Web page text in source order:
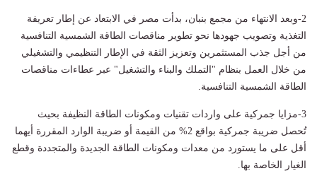
2-وبعد الانتهاء من مجمع بنبان، بدأت مصر في الابتعاد عن إطار تعريفة
التغذية وتصويب جهودها نحو تطوير مناقصات الطاقة الشمسية التنافسية
من أجل جذب المستثمرين وتعزيز الثقة في الإطار التنظيمي والتشغيلي
من خلال العمل بنظام "التملك والبناء والتشغيل" عبر عطاءات مناقصات
الطاقة الشمسية التنافسية.
3-مزايا جمركية على واردات تقنيات ومكونات الطاقة النظيفة بحيث
تُحصل ضريبة جمركية بواقع 2% من القيمة أو ضريبة الوارد المقررة أيهما
أقل على ما يستورد من معدات ومكونات الطاقة الجديدة والمتجددة وقطع
الغيار الخاصة بها.